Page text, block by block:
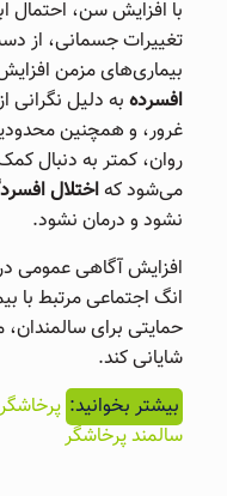
با افزایش سن، احتمال
تغییرات جسمانی، از
بیماری‌های مزمن
افسردهبه دلیل
غرور، و همچنین
روان، کمتر به دنبال
می‌شود کهاختلال
نشود و درمان نشود.
افزایش آگاهی عمومی
انگ اجتماعی مرتبط با
حمایتی برای
شایانی کند.
بیشتر بخوانید:
سالمند پرخاشگر